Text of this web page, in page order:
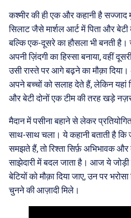
कश्मीर की ही एक और कहानी है
सिलाट जैसे मार्शल आर्ट में पिता और
बल्कि एक-दूसरे का हौसला भी बनती
अपनी ज़िंदगी का हिस्सा बनाया, वहीं
उसी रास्ते पर आगे बढ़ने का मौक़ा
अपने बच्चों को सलाह देते हैं, लेकिन यहां
और बेटी दोनों एक टीम की तरह खड़े
मैदान में पसीना बहाने से लेकर
साथ-साथ चला। ये कहानी बताती है
समझते हैं, तो रिश्ता सिर्फ़ अभिभावक और
साझेदारी में बदल जाता है। आज ये जोड़ी
बेटियों को मौक़ा दिया जाए, उन पर
चुनने की आज़ादी मिले।